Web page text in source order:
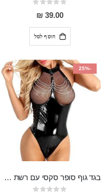
Rating:
0%
39.00 ₪
הוסף לסל
-25%
בגד גוף סופר סקסי עם רשת שקופה בחזה ושרשרות מלמעלה וריצרץ מלמטה Pan במפשעה
Rating: